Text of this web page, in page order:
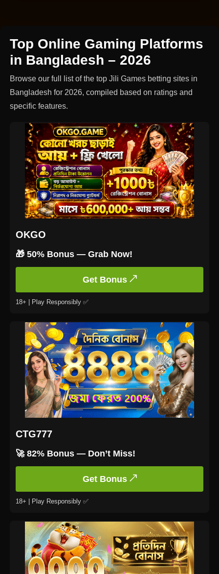
Top Online Gaming Platforms
in Bangladesh – 2026
Browse our full list of the top Jili Games betting sites in
Bangladesh for 2026, compiled based on ratings and
specific features.
OKGO
🎁 50% Bonus — Grab Now!
Get Bonus ↗
18+ | Play Responsibly ✅
CTG777
🚀 82% Bonus — Don’t Miss!
Get Bonus ↗
18+ | Play Responsibly ✅